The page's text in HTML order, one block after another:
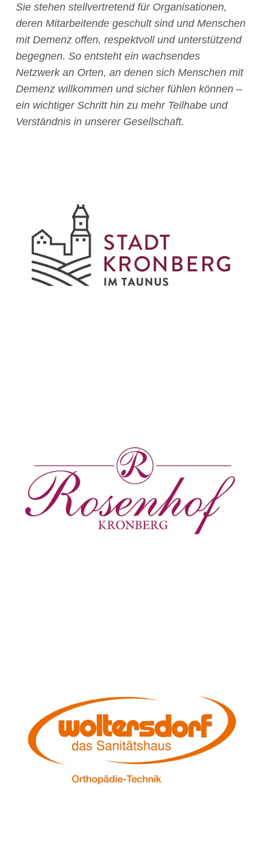
Sie stehen stellvertretend für Organisationen,
deren Mitarbeitende geschult sind und Menschen
mit Demenz offen, respektvoll und unterstützend
begegnen. So entsteht ein wachsendes
Netzwerk an Orten, an denen sich Menschen mit
Demenz willkommen und sicher fühlen können –
ein wichtiger Schritt hin zu mehr Teilhabe und
Verständnis in unserer Gesellschaft.